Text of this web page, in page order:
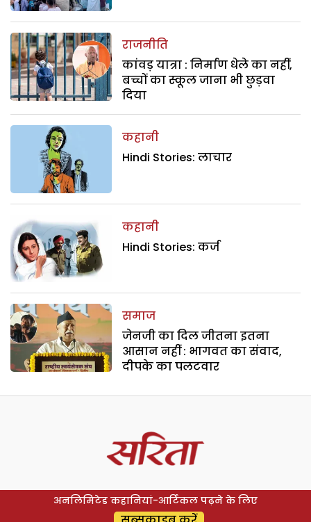
राजनीति
कांवड़ यात्रा : निर्माण धेले का नहीं,
बच्चों का स्कूल जाना भी छुड़वा
दिया
कहानी
Hindi Stories: लाचार
कहानी
Hindi Stories: कर्ज
समाज
जेनजी का दिल जीतना इतना
आसान नहीं : भागवत का संवाद,
दीपके का पलटवार
अनलिमिटेड कहानियां-आर्टिकल पढ़ने के लिए